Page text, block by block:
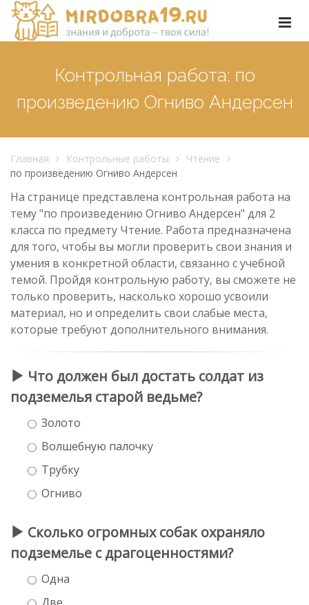
Контрольная работа: по
произведению Огниво Андерсен
Главная Контрольные работы
Чтение
по произведению Огниво Андерсен
На странице представлена контрольная работа на
тему "по произведению Огниво Андерсен" для 2
класса по предмету Чтение. Работа предназначена
для того, чтобы вы могли проверить свои знания и
умения в конкретной области, связанно с учебной
темой. Пройдя контрольную работу, вы сможете не
только проверить, насколько хорошо усвоили
материал, но и определить свои слабые места,
которые требуют дополнительного внимания.
Что должен был достать солдат из
подземелья старой ведьме?
Золото
Волшебную палочку
Трубку
Огниво
Сколько огромных собак охраняло
подземелье с драгоценностями?
Одна
Две